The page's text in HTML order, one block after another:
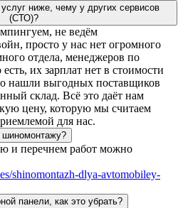
ниже, чему у других сервисов
(СТО)?
не ведём
просто у нас нет огромного
отдела, менеджеров по
их зарплат нет в стоимости
нашли выгодных поставщиков
склад. Всё это даёт нам
цену, которую мы считаем
для нас.
шиномонтажу?
и перечнем работ можно
shinomontazh-dlya-avtomobiley-
панели, как это убрать?